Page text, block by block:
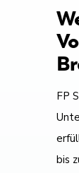
FP
bis